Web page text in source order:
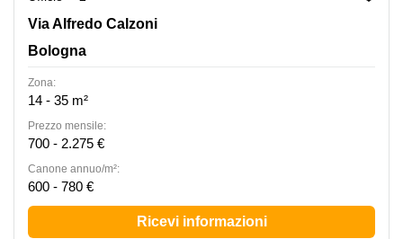
Via Alfredo Calzoni 1/3, Bologna
Via Alfredo Calzoni
Bologna
Zona:
14 - 35 m²
Prezzo mensile:
700 - 2.275 €
Canone annuo/m²:
600 - 780 €
Ricevi informazioni